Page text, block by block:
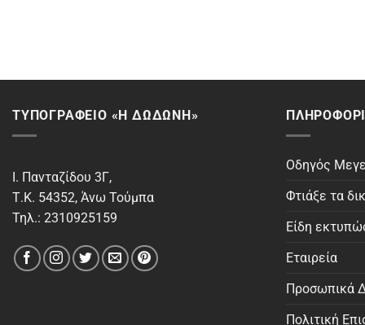
ΤΥΠΟΓΡΑΦΕΙΟ «Η ΔΩΔΩΝΗ»
Ι. Πανταζίδου 3Γ,
Τ.Κ. 54352, Άνω Τούμπα
Τηλ.: 2310925159
Οδηγός
Φτιάξε τα
Είδη
Εταιρεία
Προσωπικά
Πολιτική